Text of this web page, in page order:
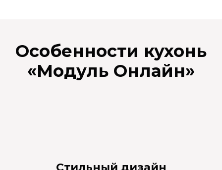
Особенности кухонь
«Модуль Онлайн»
Стильный дизайн